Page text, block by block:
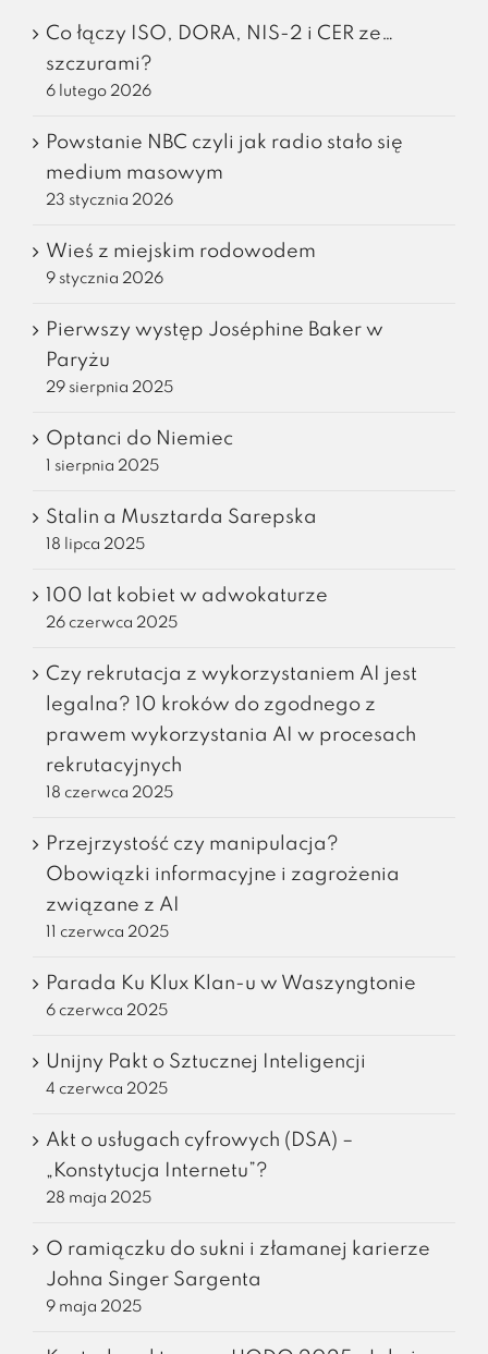
Co łączy ISO, DORA, NIS-2 i CER ze…
szczurami?
6 lutego 2026
Powstanie NBC czyli jak radio stało się
medium masowym
23 stycznia 2026
Wieś z miejskim rodowodem
9 stycznia 2026
Pierwszy występ Joséphine Baker w
Paryżu
29 sierpnia 2025
Optanci do Niemiec
1 sierpnia 2025
Stalin a Musztarda Sarepska
18 lipca 2025
100 lat kobiet w adwokaturze
26 czerwca 2025
Czy rekrutacja z wykorzystaniem AI jest
legalna? 10 kroków do zgodnego z
prawem wykorzystania AI w procesach
rekrutacyjnych
18 czerwca 2025
Przejrzystość czy manipulacja?
Obowiązki informacyjne i zagrożenia
związane z AI
11 czerwca 2025
Parada Ku Klux Klan-u w Waszyngtonie
6 czerwca 2025
Unijny Pakt o Sztucznej Inteligencji
4 czerwca 2025
Akt o usługach cyfrowych (DSA) –
„Konstytucja Internetu”?
28 maja 2025
O ramiączku do sukni i złamanej karierze
Johna Singer Sargenta
9 maja 2025